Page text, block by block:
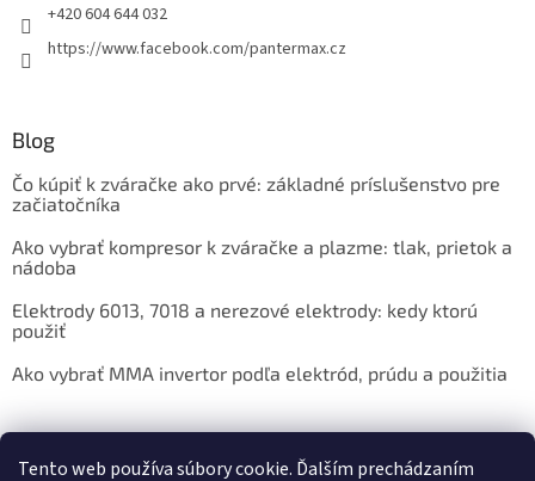
Tento web používa súbory cookie. Ďalším prechádzaním
+420 604 644 032
https://www.facebook.com/pantermax.cz
Blog
Čo kúpiť k zváračke ako prvé: základné príslušenstvo pre
začiatočníka
Ako vybrať kompresor k zváračke a plazme: tlak, prietok a
nádoba
Elektrody 6013, 7018 a nerezové elektrody: kedy ktorú
použiť
Ako vybrať MMA invertor podľa elektród, prúdu a použitia
Facebook